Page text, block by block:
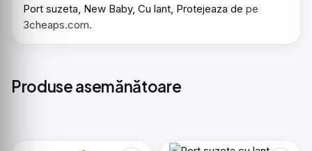
Port suzeta, New Baby, Cu lant, Protejeaza de pe
3cheaps.com.
Produse asemănătoare